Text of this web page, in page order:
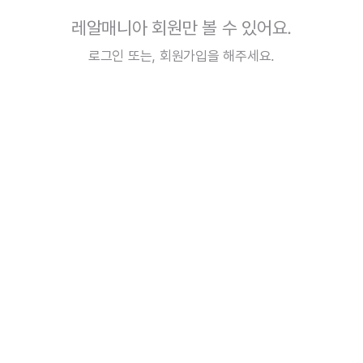
레알매니아 회원만 볼 수 있어요.
로그인 또는, 회원가입을 해주세요.